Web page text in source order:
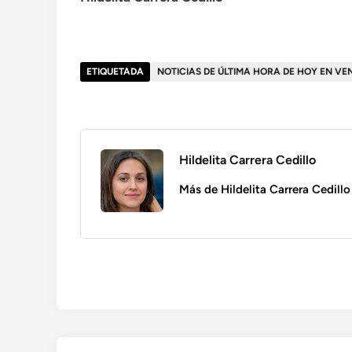
ETIQUETADA NOTICIAS DE ÚLTIMA HORA DE HOY EN
Hildelita Carrera Cedillo
Más de Hildelita Carrera Cedillo